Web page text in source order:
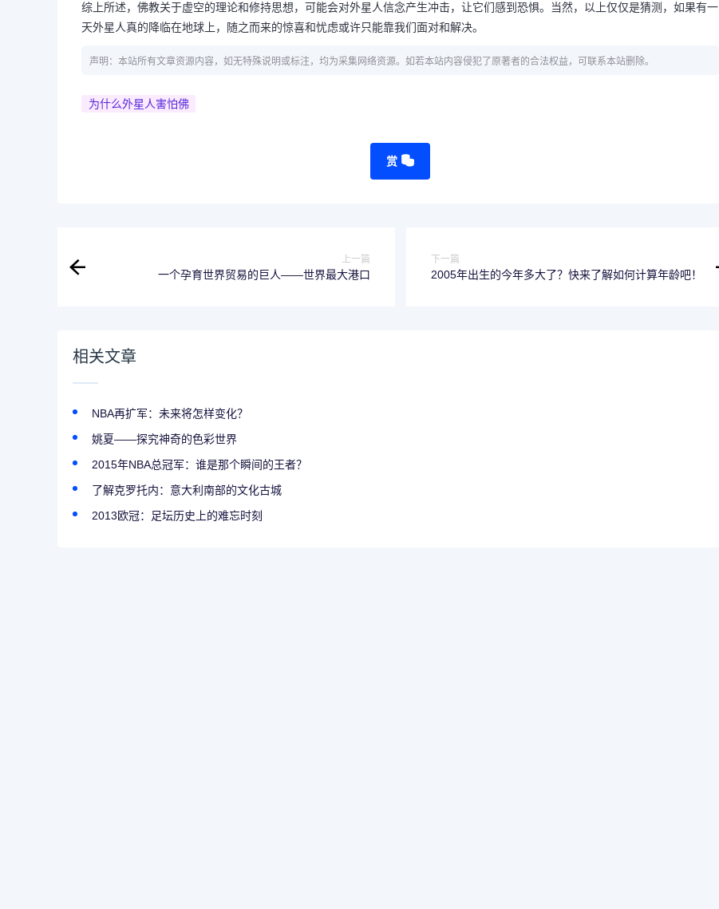
综上所述，佛教关于虚空的理论和修持思想，可能会对外星人信念产生冲击，让它们感到恐惧。当然，以上仅仅是猜测，如果有一
天外星人真的降临在地球上，随之而来的惊喜和忧虑或许只能靠我们面对和解决。
声明：本站所有文章资源内容，如无特殊说明或标注，均为采集网络资源。如若本站内容侵犯了原著者的合法权益，可联系本站删除。
为什么外星人害怕佛
赏
上一篇
一个孕育世界贸易的巨人——世界最大港口
下一篇
2005年出生的今年多大了？快来了解如何计算年龄吧！
相关文章
NBA再扩军：未来将怎样变化？
姚夏——探究神奇的色彩世界
2015年NBA总冠军：谁是那个瞬间的王者？
了解克罗托内：意大利南部的文化古城
2013欧冠：足坛历史上的难忘时刻